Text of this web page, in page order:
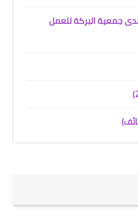
جمعية البركة للعمل